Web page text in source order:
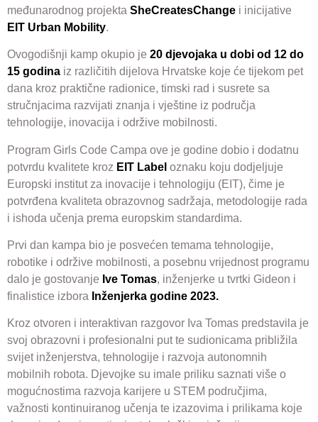
međunarodnog projekta SheCreatesChange i inicijative
EIT Urban Mobility.
Ovogodišnji kamp okupio je 20 djevojaka u dobi od 12 do
15 godina iz različitih dijelova Hrvatske koje će tijekom pet
dana kroz praktične radionice, timski rad i susrete sa
stručnjacima razvijati znanja i vještine iz područja
tehnologije, inovacija i održive mobilnosti.
Program Girls Code Campa ove je godine dobio i dodatnu
potvrdu kvalitete kroz EIT Label oznaku koju dodjeljuje
Europski institut za inovacije i tehnologiju (EIT), čime je
potvrđena kvaliteta obrazovnog sadržaja, metodologije rada
i ishoda učenja prema europskim standardima.
Prvi dan kampa bio je posvećen temama tehnologije,
robotike i održive mobilnosti, a posebnu vrijednost programu
dalo je gostovanje Ive Tomas, inženjerke u tvrtki Gideon i
finalistice izbora Inženjerka godine 2023.
Kroz otvoren i interaktivan razgovor Iva Tomas predstavila je
svoj obrazovni i profesionalni put te sudionicama približila
svijet inženjerstva, tehnologije i razvoja autonomnih
mobilnih robota. Djevojke su imale priliku saznati više o
mogućnostima razvoja karijere u STEM područjima,
važnosti kontinuiranog učenja te izazovima i prilikama koje